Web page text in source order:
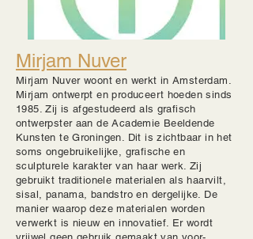
Mirjam Nuver
Mirjam Nuver woont en werkt in Amsterdam.
Mirjam ontwerpt en produceert hoeden sinds
1985. Zij is afgestudeerd als grafisch
ontwerpster aan de Academie Beeldende
Kunsten te Groningen. Dit is zichtbaar in het
soms ongebruikelijke, grafische en
sculpturele karakter van haar werk. Zij
gebruikt traditionele materialen als haarvilt,
sisal, panama, bandstro en dergelijke. De
manier waarop deze materialen worden
verwerkt is nieuw en innovatief. Er wordt